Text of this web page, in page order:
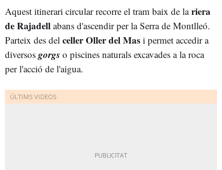
Aquest itinerari circular recorre el tram baix de lariera
de Rajadell abans d'ascendir per la Serra de Montlleó.
Parteix des del celler Oller del Mas i permet accedir a
diversos gorgs o piscines naturals excavades a la roca
per l'acció de l'aigua.